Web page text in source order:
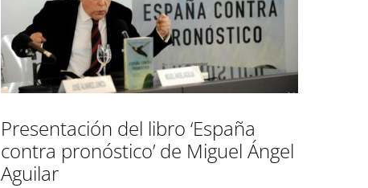
Presentación del libro ‘España
contra pronóstico’ de Miguel Ángel
Aguilar